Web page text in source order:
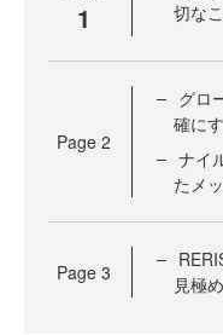
1
切な
Page 2
グロ
確に
ナイ
たメ
Page 3
見極